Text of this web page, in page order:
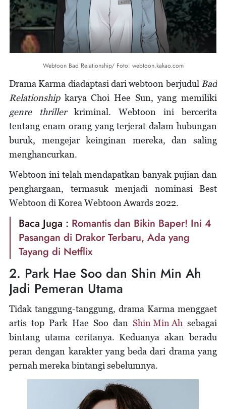
Webtoon Bad Relationship/ Foto: webtoon.kakao.com
Drama Karma diadaptasi dari webtoon berjudul Bad
Relationshipkarya Choi Hee Sun, yang memiliki
genre thrillerkriminal. Webtoon ini bercerita
tentang enam orang yang terjerat dalam hubungan
buruk, mengejar keinginan mereka, dan saling
menghancurkan.
Webtoon ini telah mendapatkan banyak pujian dan
penghargaan, termasuk menjadi nominasi Best
Webtoon di Korea Webtoon Awards 2022.
Baca Juga : Romantis dan Bikin Baper! Ini 4
Pasangan di Drakor Terbaru, Ada yang
Tayang di Netflix
2. Park Hae Soo dan Shin Min Ah
Jadi Pemeran Utama
Tidak tanggung-tanggung, drama Karma menggaet
artis top Park Hae Soo dan Shin Min Ah sebagai
bintang utama ceritanya. Keduanya akan beradu
peran dengan karakter yang beda dari drama yang
pernah mereka bintangi sebelumnya.